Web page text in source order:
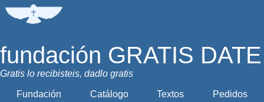
fundación GRATIS DATE
Gratis lo recibisteis, dadlo gratis
Fundación Catálogo Textos Pedidos